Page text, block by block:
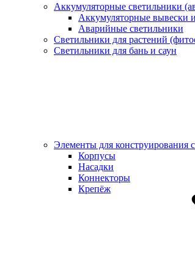
Аккумуляторные светильники
Аккумуляторные вывески
Аварийные светильники
Светильники для растений
Светильники для бань и саун
Элементы для конструирования
Корпусы
Насадки
Коннекторы
Крепёж